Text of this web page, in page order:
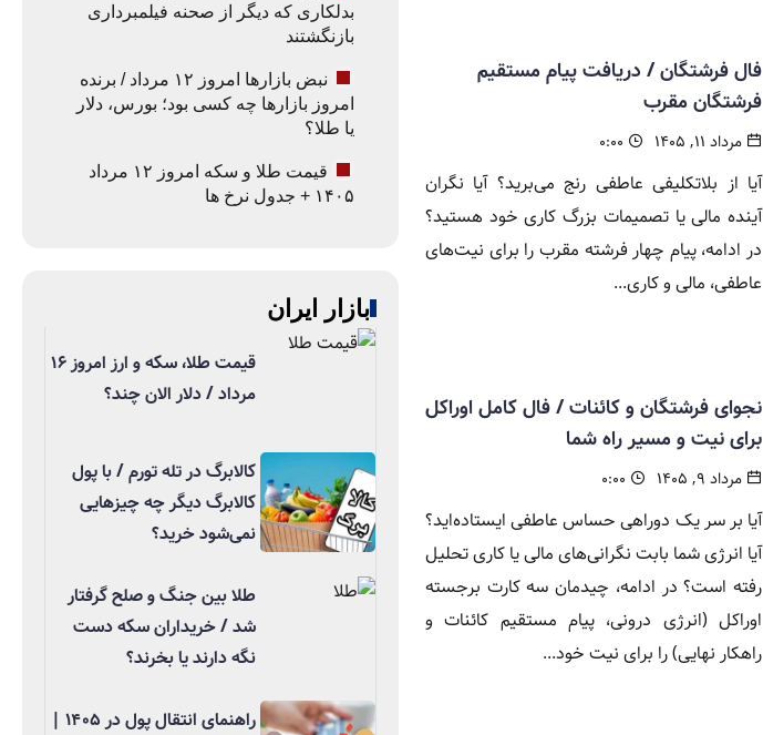
فال فرشتگان / دریافت پیام مستقیم
فرشتگان مقرب
مرداد ۱۱, ۱۴۰۵
آیا از بلاتکلیفی عاطفی رنج می‌برید؟ آیا نگران
آینده مالی یا تصمیمات بزرگ کاری خود هستید؟
در ادامه، پیام چهار فرشته مقرب را برای نیت‌های
عاطفی، مالی و کاری...
نجوای فرشتگان و کائنات / فال کامل اوراکل
برای نیت و مسیر راه شما
مرداد ۹, ۱۴۰۵
آیا بر سر یک دوراهی حساس عاطفی ایستاده‌اید؟
آیا انرژی شما بابت نگرانی‌های مالی یا کاری تحلیل
رفته است؟ در ادامه، چیدمان سه کارت برجسته
اوراکل (انرژی درونی، پیام مستقیم کائنات و
راهکار نهایی) را برای نیت خود...
بدلکاری که دیگر از صحنه فیلمبرداری
بازنگشتند
نبض بازارها امروز ۱۲ مرداد / برنده
امروز بازارها چه کسی بود؛ بورس، دلار
یا طلا؟
قیمت طلا و سکه امروز ۱۲ مرداد
۱۴۰۵ + جدول نرخ ها
بازار ایران
قیمت طلا، سکه و ارز امروز ۱۶
مرداد / دلار الان چند؟
کالابرگ در تله تورم / با پول
کالابرگ دیگر چه چیزهایی
نمی‌شود خرید؟
طلا بین جنگ و صلح گرفتار
شد / خریداران سکه دست
نگه دارند یا بخرند؟
راهنمای انتقال پول در ۱۴۰۵ |